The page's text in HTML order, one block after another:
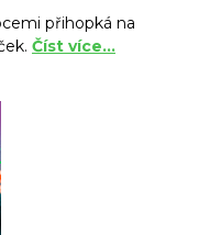
přihopká na
Číst více…